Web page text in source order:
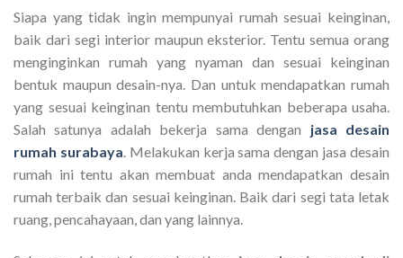
Siapa yang tidak ingin mempunyai rumah sesuai keinginan,
baik dari segi interior maupun eksterior. Tentu semua orang
menginginkan rumah yang nyaman dan sesuai keinginan
bentuk maupun desain-nya. Dan untuk mendapatkan rumah
yang sesuai keinginan tentu membutuhkan beberapa usaha.
Salah satunya adalah bekerja sama dengan jasa desain
rumah surabaya. Melakukan kerja sama dengan jasa desain
rumah ini tentu akan membuat anda mendapatkan desain
rumah terbaik dan sesuai keinginan. Baik dari segi tata letak
ruang, pencahayaan, dan yang lainnya.